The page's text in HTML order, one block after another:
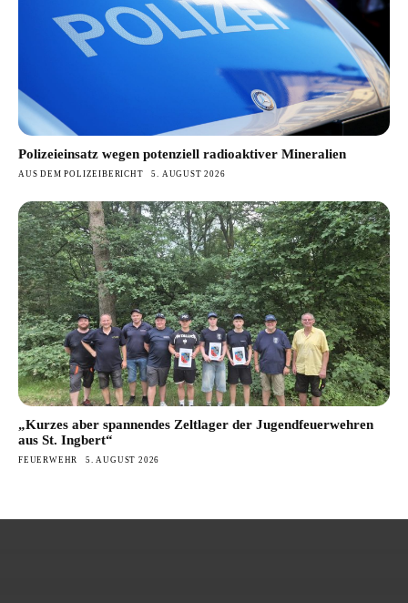
Polizeieinsatz wegen potenziell radioaktiver Mineralien
AUS DEM POLIZEIBERICHT 5. AUGUST 2026
„Kurzes aber spannendes Zeltlager der Jugendfeuerwehren
aus St. Ingbert“
FEUERWEHR 5. AUGUST 2026